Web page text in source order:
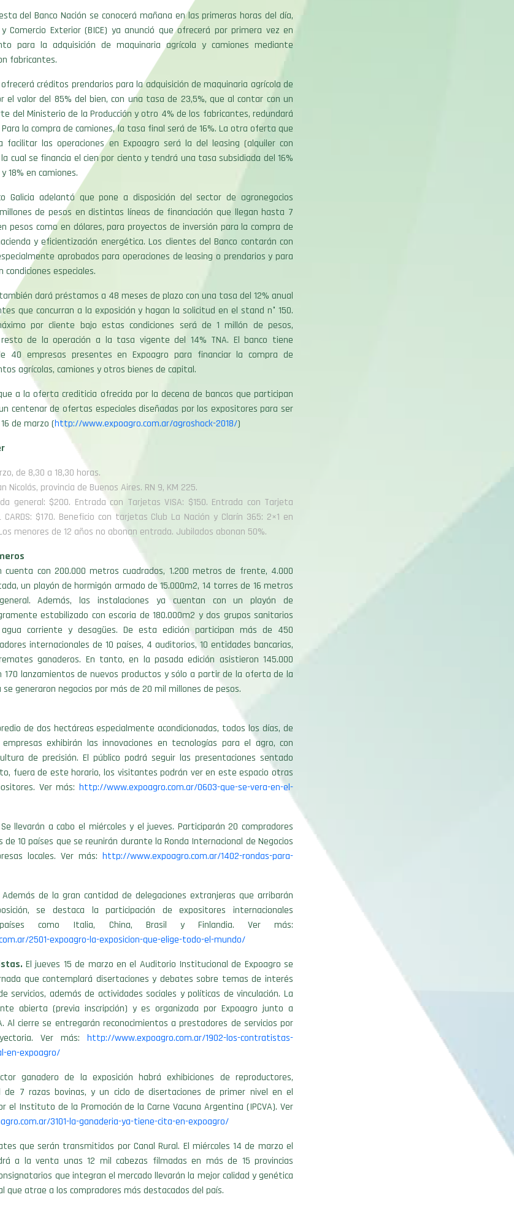
del Banco Nación se conocerá mañana en las primeras horas del día,
Comercio Exterior (BICE) ya anunció que ofrecerá por primera vez en
para la adquisición de maquinaria agrícola y camiones mediante
fabricantes.
créditos prendarios para la adquisición de maquinaria agrícola de
el valor del 85% del bien, con una tasa de 23,5%, que al contar con un
del Ministerio de la Producción y otro 4% de los fabricantes, redundará
la compra de camiones, la tasa final será de 16%. La otra oferta que
facilitar las operaciones en Expoagro será la del leasing (alquiler con
cual se financia el cien por ciento y tendrá una tasa subsidiada del 16%
18% en camiones.
Galicia adelantó que pone a disposición del sector de agronegocios
de pesos en distintas líneas de financiación que llegan hasta 7
pesos como en dólares, para proyectos de inversión para la compra de
y eficientización energética. Los clientes del Banco contarán con
aprobados para operaciones de leasing o prendarios y para
especiales.
dará préstamos a 48 meses de plazo con una tasa del 12% anual
que concurran a la exposición y hagan la solicitud en el stand n° 150.
por cliente bajo estas condiciones será de 1 millón de pesos,
de la operación a la tasa vigente del 14% TNA. El banco tiene
40 empresas presentes en Expoagro para financiar la compra de
agrícolas, camiones y otros bienes de capital.
a la oferta crediticia ofrecida por la decena de bancos que participan
centenar de ofertas especiales diseñadas por los expositores para ser
de marzo (http://www.expoagro.com.ar/agroshock-2018/)
de 8,30 a 18,30 horas.
Nicolás, provincia de Buenos Aires. RN 9, KM 225.
general: $200. Entrada con Tarjetas VISA: $150. Entrada con Tarjeta
CARDS: $170. Beneficio con tarjetas Club La Nación y Clarín 365: 2×1 en
menores de 12 años no abonan entrada. Jubilados abonan 50%.
cuenta con 200.000 metros cuadrados, 1.200 metros de frente, 4.000
un playón de hormigón armado de 15.000m2, 14 torres de 16 metros
Además, las instalaciones ya cuentan con un playón de
estabilizado con escoria de 180.000m2 y dos grupos sanitarios
corriente y desagües. De esta edición participan más de 450
internacionales de 10 países, 4 auditorios, 10 entidades bancarias,
ganaderos. En tanto, en la pasada edición asistieron 145.000
170 lanzamientos de nuevos productos y sólo a partir de la oferta de la
se generaron negocios por más de 20 mil millones de pesos.
de dos hectáreas especialmente acondicionadas, todos los días, de
exhibirán las innovaciones en tecnologías para el agro, con
de precisión. El público podrá seguir las presentaciones sentado
fuera de este horario, los visitantes podrán ver en este espacio otras
Ver más: http://www.expoagro.com.ar/0603-que-se-vera-en-el-
Se llevarán a cabo el miércoles y el jueves. Participarán 20 compradores
10 países que se reunirán durante la Ronda Internacional de Negocios
locales. Ver más: http://www.expoagro.com.ar/1402-rondas-para-
Además de la gran cantidad de delegaciones extranjeras que arribarán
se destaca la participación de expositores internacionales
como Italia, China, Brasil y Finlandia. Ver más:
2501-expoagro-la-exposicion-que-elige-todo-el-mundo/
El jueves 15 de marzo en el Auditorio Institucional de Expoagro se
que contemplará disertaciones y debates sobre temas de interés
servicios, además de actividades sociales y políticas de vinculación. La
abierta (previa inscripción) y es organizada por Expoagro junto a
Al cierre se entregarán reconocimientos a prestadores de servicios por
Ver más: http://www.expoagro.com.ar/1902-los-contratistas-
en-expoagro/
ganadero de la exposición habrá exhibiciones de reproductores,
de 7 razas bovinas, y un ciclo de disertaciones de primer nivel en el
el Instituto de la Promoción de la Carne Vacuna Argentina (IPCVA). Ver
3101-la-ganaderia-ya-tiene-cita-en-expoagro/
que serán transmitidos por Canal Rural. El miércoles 14 de marzo el
a la venta unas 12 mil cabezas filmadas en más de 15 provincias
que integran el mercado llevarán la mejor calidad y genética
que atrae a los compradores más destacados del país.